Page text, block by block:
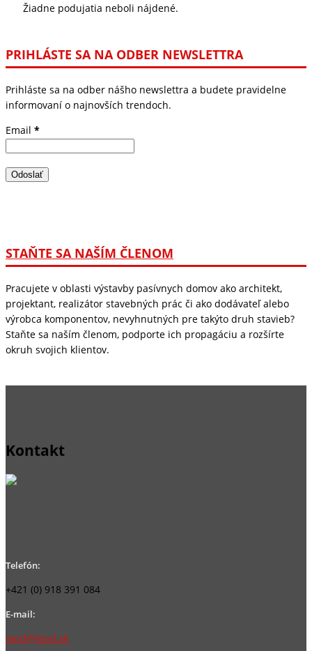
Žiadne podujatia neboli nájdené.
PRIHLÁSTE SA NA ODBER NEWSLETTRA
Prihláste sa na odber nášho newslettra a budete pravidelne
informovaní o najnovších trendoch.
Email *
STAŇTE SA NAŠÍM ČLENOM
Pracujete v oblasti výstavby pasívnych domov ako architekt,
projektant, realizátor stavebných prác či ako dodávateľ alebo
výrobca komponentov, nevyhnutných pre takýto druh stavieb?
Staňte sa naším členom, podporte ich propagáciu a rozšírte
okruh svojich klientov.
Kontakt
Telefón:
+421 (0) 918 391 084
E-mail:
iepd@iepd.sk